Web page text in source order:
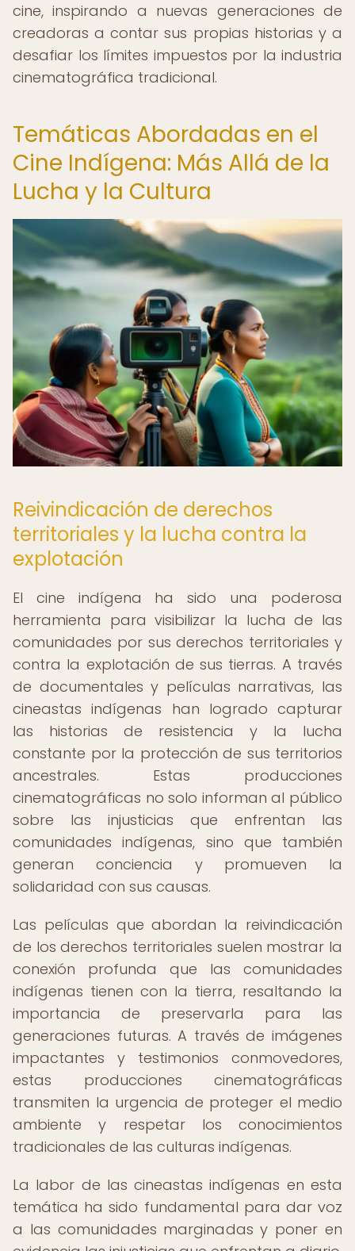
cine, inspirando a nuevas generaciones de
creadoras a contar sus propias historias y a
desafiar los límites impuestos por la industria
cinematográfica tradicional.
Temáticas Abordadas en el
Cine Indígena: Más Allá de la
Lucha y la Cultura
Reivindicación de derechos
territoriales y la lucha contra la
explotación
El cine indígena ha sido una poderosa
herramienta para visibilizar la lucha de las
comunidades por sus derechos territoriales y
contra la explotación de sus tierras. A través
de documentales y películas narrativas, las
cineastas indígenas han logrado capturar
las historias de resistencia y la lucha
constante por la protección de sus territorios
ancestrales. Estas producciones
cinematográficas no solo informan al público
sobre las injusticias que enfrentan las
comunidades indígenas, sino que también
generan conciencia y promueven la
solidaridad con sus causas.
Las películas que abordan la reivindicación
de los derechos territoriales suelen mostrar la
conexión profunda que las comunidades
indígenas tienen con la tierra, resaltando la
importancia de preservarla para las
generaciones futuras. A través de imágenes
impactantes y testimonios conmovedores,
estas producciones cinematográficas
transmiten la urgencia de proteger el medio
ambiente y respetar los conocimientos
tradicionales de las culturas indígenas.
La labor de las cineastas indígenas en esta
temática ha sido fundamental para dar voz
a las comunidades marginadas y poner en